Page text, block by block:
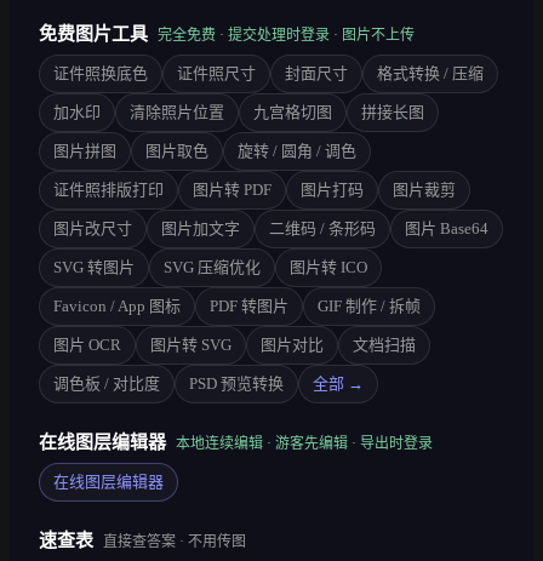
免费图片工具 完全免费 · 提交处理时登录 · 图片不上传
证件照换底色 证件照尺寸 封面尺寸 格式转换 / 压缩
加水印 清除照片位置 九宫格切图 拼接长图
图片拼图 图片取色 旋转 / 圆角 / 调色
证件照排版打印 图片转 PDF 图片打码 图片裁剪
图片改尺寸 图片加文字 二维码 / 条形码 图片 Base64
SVG 转图片 SVG 压缩优化 图片转 ICO
Favicon / App 图标 PDF 转图片 GIF 制作 / 拆帧
图片 OCR 图片转 SVG 图片对比 文档扫描
调色板 / 对比度 PSD 预览转换 全部 →
在线图层编辑器 本地连续编辑 · 游客先编辑 · 导出时登录
在线图层编辑器
速查表 直接查答案 · 不用传图